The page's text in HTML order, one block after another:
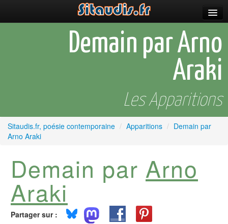
Auteurs & poètes
Célébrations
Plus
Demain par Arno
Araki
Les Apparitions
Sitaudis.fr, poésie contemporaine / Apparitions / Demain par
Arno Araki
Demain par Arno
Araki
Partager sur :